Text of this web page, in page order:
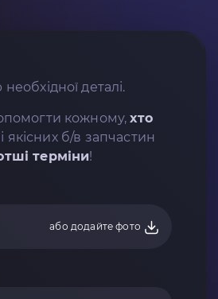
деталі.
кожному,хто
якісних б/в запчастин
терміни!
або додайте фото